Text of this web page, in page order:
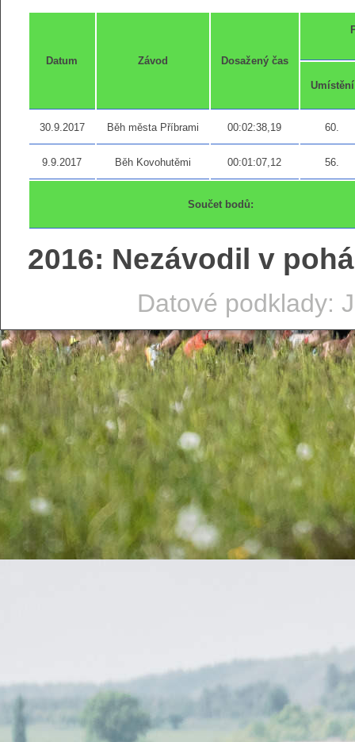
Datum Závod Dosažený čas
Umístění
30.9.2017 Běh města Příbrami 00:02:38,19 60.
9.9.2017 Běh Kovohutěmi 00:01:07,12 56.
Součet bodů:
2016: Nezávodil v
Datové podklady: